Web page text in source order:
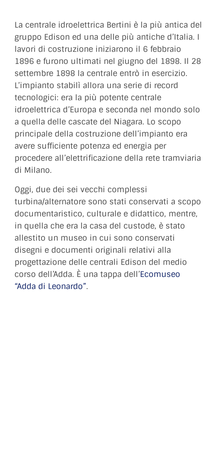
La centrale idroelettrica Bertini è la più antica del
gruppo Edison ed una delle più antiche d’Italia. I
lavori di costruzione iniziarono il 6 febbraio
1896 e furono ultimati nel giugno del 1898. Il 28
settembre 1898 la centrale entrò in esercizio.
L’impianto stabilì allora una serie di record
tecnologici: era la più potente centrale
idroelettrica d’Europa e seconda nel mondo solo
a quella delle cascate del Niagara. Lo scopo
principale della costruzione dell’impianto era
avere sufficiente potenza ed energia per
procedere all’elettrificazione della rete tramviaria
di Milano.
Oggi, due dei sei vecchi complessi
turbina/alternatore sono stati conservati a scopo
documentaristico, culturale e didattico, mentre,
in quella che era la casa del custode, è stato
allestito un museo in cui sono conservati
disegni e documenti originali relativi alla
progettazione delle centrali Edison del medio
corso dell’Adda. È una tappa dell’Ecomuseo
“Adda di Leonardo”.